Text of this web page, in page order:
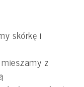
skórkę i
z